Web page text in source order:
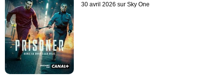
30 avril 2026 sur Sky One